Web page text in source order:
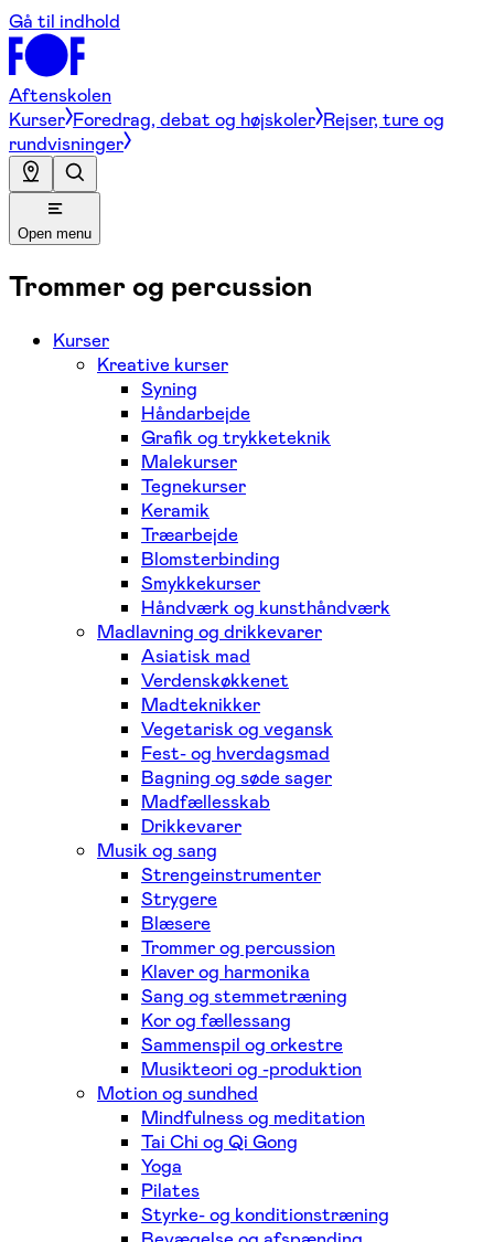
Gå til indhold
Aftenskolen
Kurser Foredrag, debat og højskoler Rejser, ture og
rundvisninger
Open menu
Trommer og percussion
Kurser
Kreative kurser
Syning
Håndarbejde
Grafik og trykketeknik
Malekurser
Tegnekurser
Keramik
Træarbejde
Blomsterbinding
Smykkekurser
Håndværk og kunsthåndværk
Madlavning og drikkevarer
Asiatisk mad
Verdenskøkkenet
Madteknikker
Vegetarisk og vegansk
Fest- og hverdagsmad
Bagning og søde sager
Madfællesskab
Drikkevarer
Musik og sang
Strengeinstrumenter
Strygere
Blæsere
Trommer og percussion
Klaver og harmonika
Sang og stemmetræning
Kor og fællessang
Sammenspil og orkestre
Musikteori og -produktion
Motion og sundhed
Mindfulness og meditation
Tai Chi og Qi Gong
Yoga
Pilates
Styrke- og konditionstræning